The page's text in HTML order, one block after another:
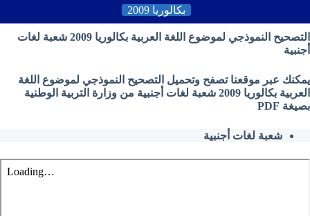
بكالوريا 2009
التصحيح النموذجي لموضوع اللغة العربية بكالوريا 2009 شعبة لغات
أجنبية
يمكنك عبر موقعنا تصفح وتحميل التصحيح النموذجي لموضوع اللغة
العربية بكالوريا 2009 شعبة لغات أجنبية من وزارة التربية الوطنية
بصيغة PDF
شعبة لغات أجنبية